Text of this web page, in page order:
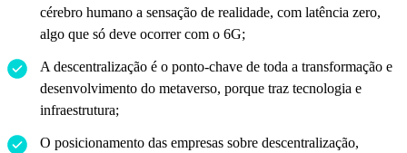
cérebro humano a sensação de realidade, com latência zero,
algo que só deve ocorrer com o 6G;
A descentralização é o ponto-chave de toda a transformação e
desenvolvimento do metaverso, porque traz tecnologia e
infraestrutura;
O posicionamento das empresas sobre descentralização,